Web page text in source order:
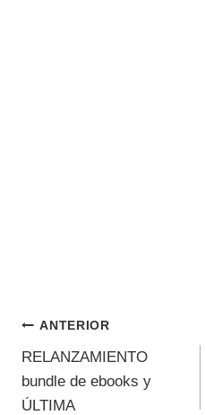
ANTERIOR
RELANZAMIENTO
bundle de ebooks y
ÚLTIMA